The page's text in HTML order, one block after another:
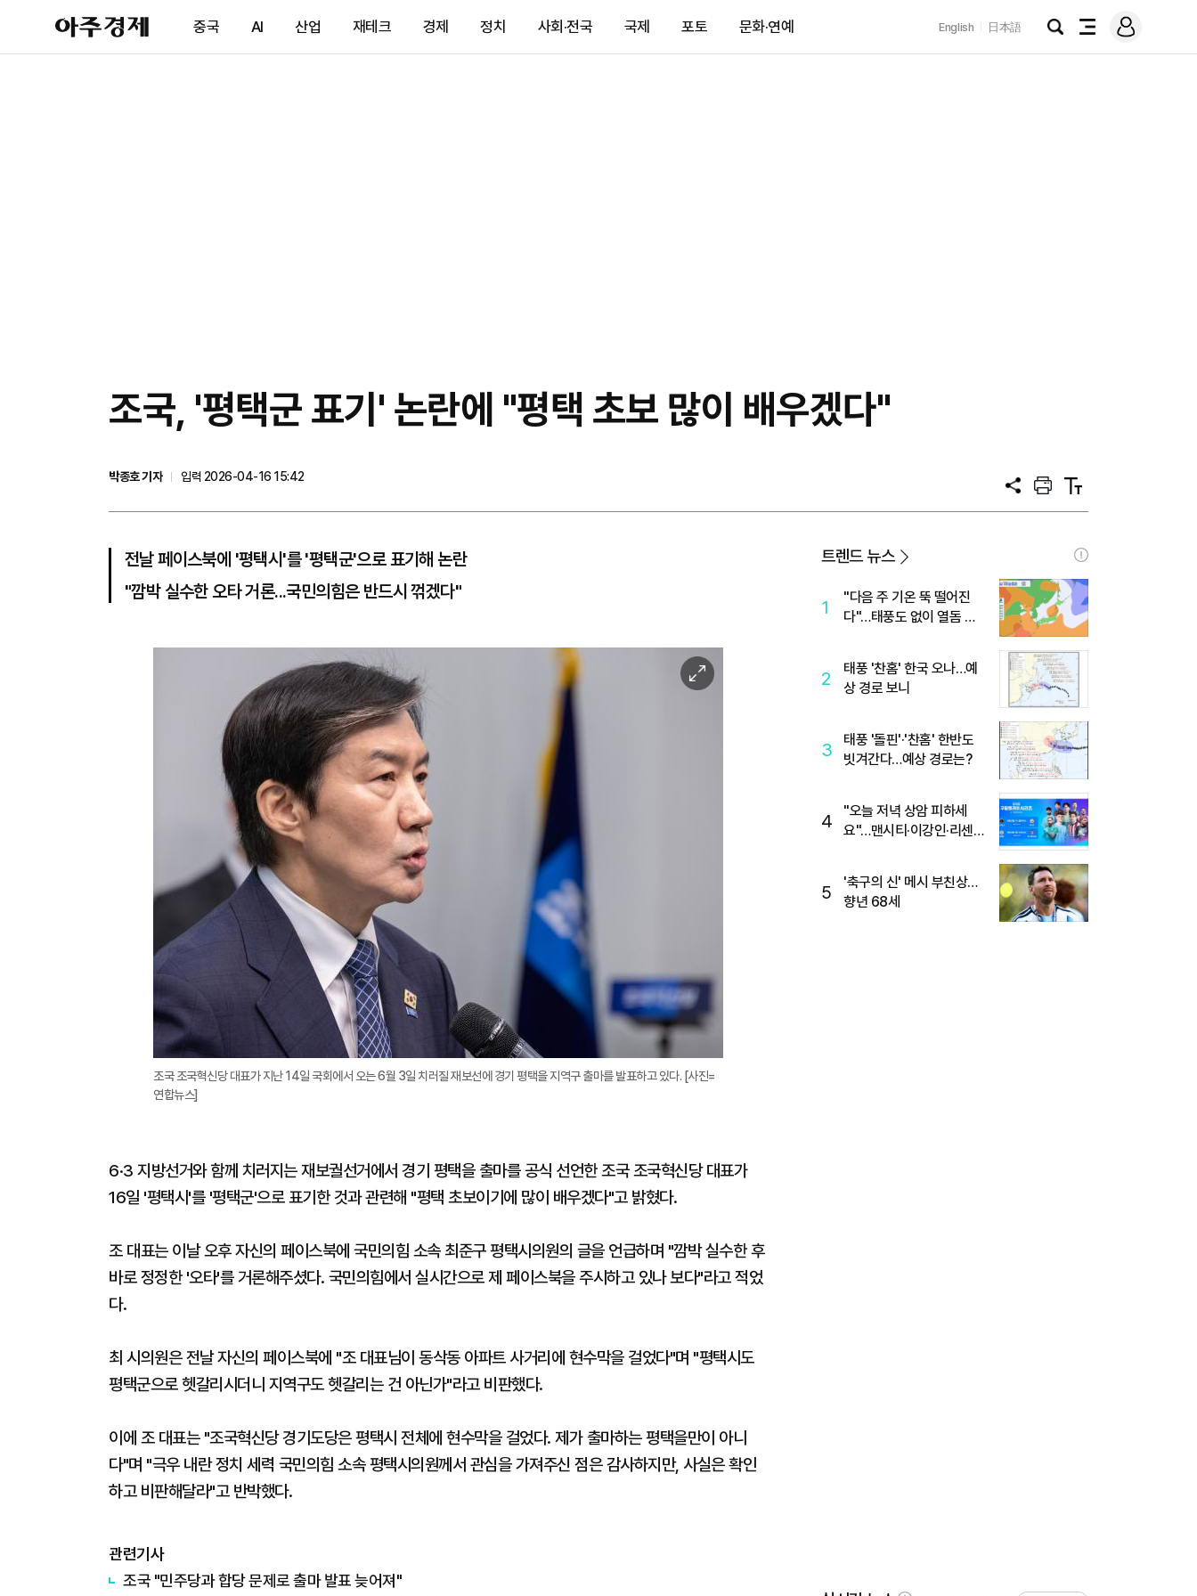
아
주
제
중국 AI 산업 재테크 경제 정치 사회·전국 국제 포토 문화·연예 English 日本語
검
전
메
그
조국, '평택군 표기' 논란에 "평택 초보 많이 배우겠다"
박종호 기자
입력 2026-04-16 15:42
공
프
트
텍
트
전날 페이스북에 '평택시'를 '평택군'으로 표기해 논란
"깜박 실수한 오타 거론...국민의힘은 반드시 꺾겠다"
이
미
조국 조국혁신당 대표가 지난 14일 국회에서 오는 6월 3일 치러질 재보선에 경기 평택을 지역구 출마를 발표하고 있다. [사진=
연합뉴스]
6·3 지방선거와 함께 치러지는 재보궐선거에서 경기 평택을 출마를 공식 선언한 조국 조국혁신당 대표가
16일 '평택시'를 '평택군'으로 표기한 것과 관련해 "평택 초보이기에 많이 배우겠다"고 밝혔다.
조 대표는 이날 오후 자신의 페이스북에 국민의힘 소속 최준구 평택시의원의 글을 언급하며 "깜박 실수한 후
바로 정정한 '오타'를 거론해주셨다. 국민의힘에서 실시간으로 제 페이스북을 주시하고 있나 보다"라고 적었
다.
최 시의원은 전날 자신의 페이스북에 "조 대표님이 동삭동 아파트 사거리에 현수막을 걸었다"며 "평택시도
평택군으로 헷갈리시더니 지역구도 헷갈리는 건 아닌가"라고 비판했다.
이에 조 대표는 "조국혁신당 경기도당은 평택시 전체에 현수막을 걸었다. 제가 출마하는 평택을만이 아니
다"며 "극우 내란 정치 세력 국민의힘 소속 평택시의원께서 관심을 가져주신 점은 감사하지만, 사실은 확인
하고 비판해달라"고 반박했다.
관련기사
조국 "민주당과 합당 문제로 출마 발표 늦어져"
트렌드 뉴스
1
"다음 주 기온 뚝 떨어진
다"…태풍도 없이 열돔 박
2
태풍 '찬홈' 한국 오나…예
상 경로 보니
3
태풍 '돌핀'·'찬홈' 한반도
빗겨간다…예상 경로는?
4
"오늘 저녁 상암 피하세
요"…맨시티·이강인·리센느
5
'축구의 신' 메시 부친상…
향년 68세